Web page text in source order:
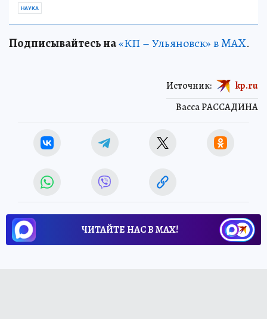
НАУКА
Подписывайтесь на«КП – Ульяновск» в MAX.
Васса РАССАДИНА
Источник: kp.ru
ЧИТАЙТЕ НАС В МАХ!